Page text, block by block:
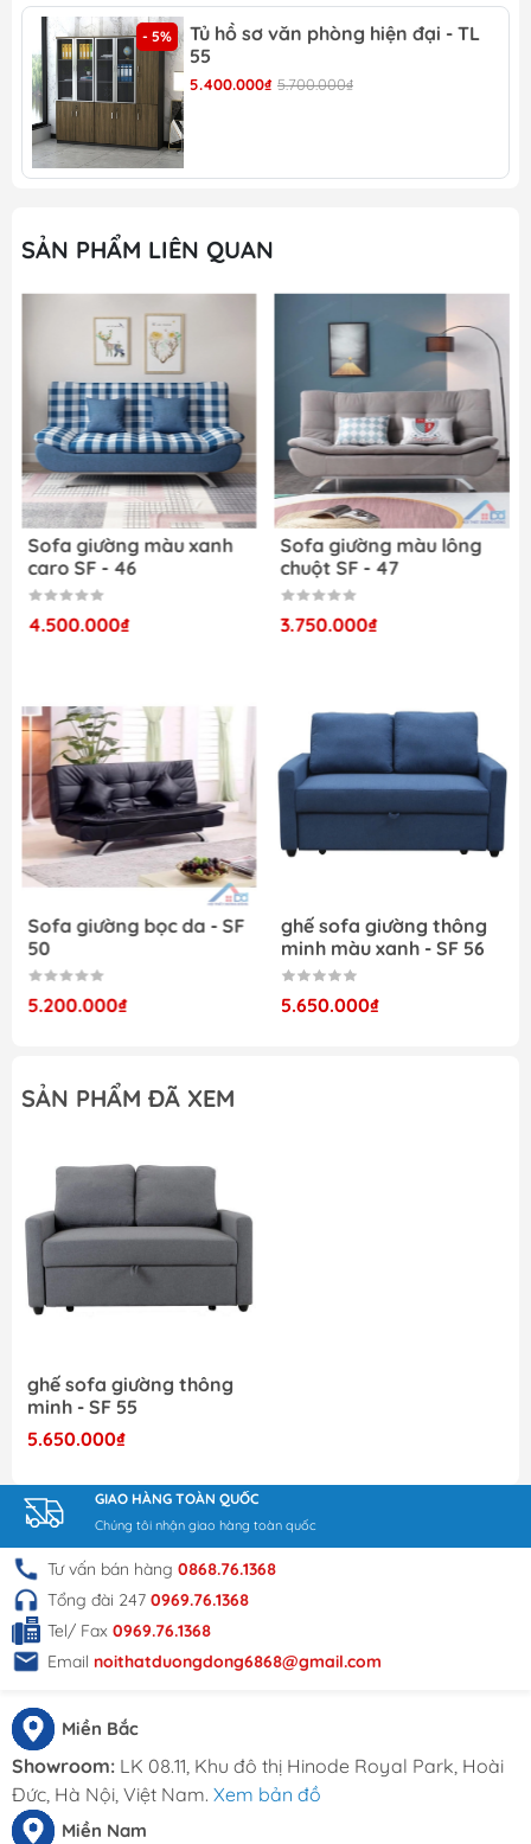
cho ngôi nhà hiện đại
Nội thất Dương Đông - Nâng tầm
chất lượng cuộc sống:
thất cho gia đình như:
Tủ quần áo
Bàn ăn
Bàn phấn
Giường ngủ
Kệ tivi
- 5%
Tủ hồ sơ văn phòng hiện đại - TL
55
5.400.000₫ 5.700.000₫
SẢN PHẨM LIÊN QUAN
Sofa giường màu xanh
caro SF - 46
4.500.000₫
Sofa giường màu lông
chuột SF - 47
3.750.000₫
Sofa giường bọc da - SF
50
5.200.000₫
ghế sofa giường thông
minh màu xanh - SF 56
5.650.000₫
SẢN PHẨM ĐÃ XEM
ghế sofa giường thông
minh - SF 55
5.650.000₫
GIAO HÀNG TOÀN QUỐC
Chúng tôi nhận giao hàng toàn quốc
Tư vấn bán hàng 0868.76.1368
Tổng đài 247 0969.76.1368
Tel/ Fax 0969.76.1368
Email noithatduongdong6868@gmail.com
Miền Bắc
Showroom: LK 08.11, Khu đô thị Hinode Royal Park, Hoài
Đức, Hà Nội, Việt Nam. Xem bản đồ
Miền Nam